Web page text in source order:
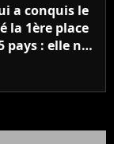
a conquis le
la 1ère place
pays : elle ne
et c'est